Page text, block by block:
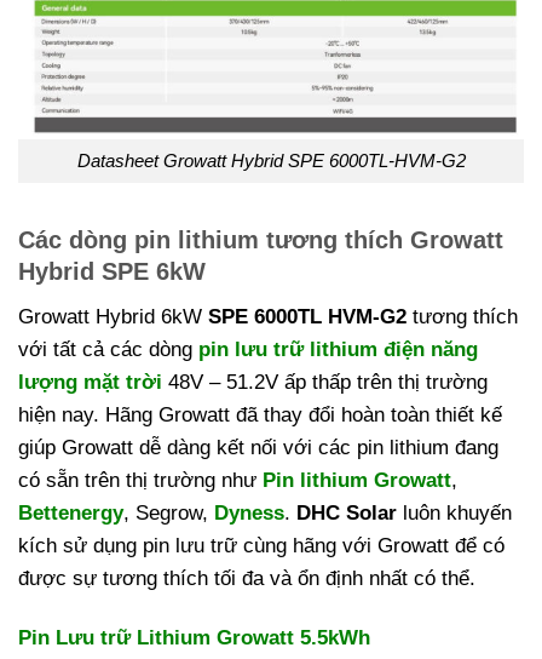
Datasheet Growatt Hybrid SPE 6000TL-HVM-G2
Các dòng pin lithium tương thích Growatt
Hybrid SPE 6kW
Growatt Hybrid 6kW SPE 6000TL HVM-G2 tương thích
với tất cả các dòng pin lưu trữ lithium điện năng
lượng mặt trời 48V – 51.2V ấp thấp trên thị trường
hiện nay. Hãng Growatt đã thay đổi hoàn toàn thiết kế
giúp Growatt dễ dàng kết nối với các pin lithium đang
có sẵn trên thị trường như Pin lithium Growatt,
Bettenergy, Segrow, Dyness. DHC Solar luôn khuyến
kích sử dụng pin lưu trữ cùng hãng với Growatt để có
được sự tương thích tối đa và ổn định nhất có thể.
Pin Lưu trữ Lithium Growatt 5.5kWh